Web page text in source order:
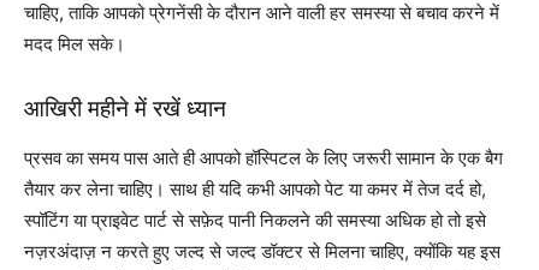
चाहिए, ताकि आपको प्रेगनेंसी के दौरान आने वाली हर समस्या से बचाव करने में
मदद मिल सके।
आखिरी महीने में रखें ध्यान
प्रसव का समय पास आते ही आपको हॉस्पिटल के लिए जरूरी सामान के एक बैग
तैयार कर लेना चाहिए। साथ ही यदि कभी आपको पेट या कमर में तेज दर्द हो,
स्पॉटिंग या प्राइवेट पार्ट से सफ़ेद पानी निकलने की समस्या अधिक हो तो इसे
नज़रअंदाज़ न करते हुए जल्द से जल्द डॉक्टर से मिलना चाहिए, क्योंकि यह इस